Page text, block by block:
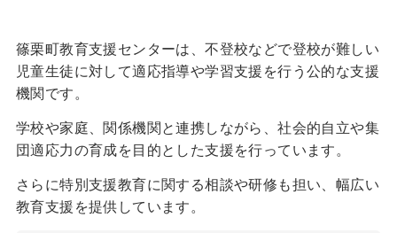
篠栗町教育支援センターは、不登校などで登校が難しい
児童生徒に対して適応指導や学習支援を行う公的な支援
機関です。
学校や家庭、関係機関と連携しながら、社会的自立や集
団適応力の育成を目的とした支援を行っています。
さらに特別支援教育に関する相談や研修も担い、幅広い
教育支援を提供しています。